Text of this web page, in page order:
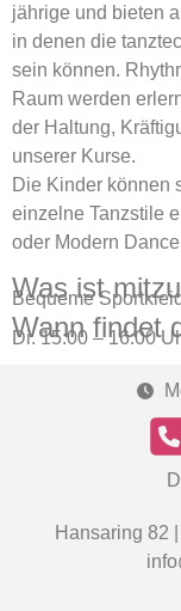
jährige und bieten
in denen die
sein können.
Raum werden
der Haltung,
unserer Kurse.
Die Kinder können
einzelne Tanzstile
oder Modern
Was ist
Bequeme
Wann findet
Di. 15:00 – 16:00
Hansaring 82